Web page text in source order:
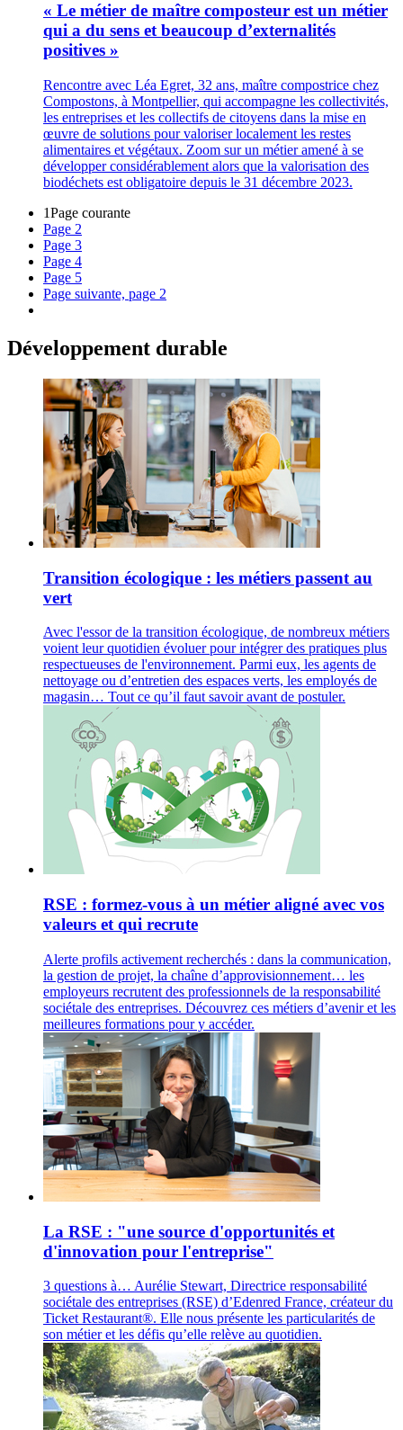
« Le métier de maître composteur est un métier
qui a du sens et beaucoup d’externalités
positives »
Rencontre avec Léa Egret, 32 ans, maître compostrice chez
Compostons, à Montpellier, qui accompagne les collectivités,
les entreprises et les collectifs de citoyens dans la mise en
œuvre de solutions pour valoriser localement les restes
alimentaires et végétaux. Zoom sur un métier amené à se
développer considérablement alors que la valorisation des
biodéchets est obligatoire depuis le 31 décembre 2023.
1Page courante
Page 2
Page 3
Page 4
Page 5
Page suivante, page 2
Développement durable
Transition écologique : les métiers passent au
vert
Avec l'essor de la transition écologique, de nombreux métiers
voient leur quotidien évoluer pour intégrer des pratiques plus
respectueuses de l'environnement. Parmi eux, les agents de
nettoyage ou d’entretien des espaces verts, les employés de
magasin… Tout ce qu’il faut savoir avant de postuler.
RSE : formez-vous à un métier aligné avec vos
valeurs et qui recrute
Alerte profils activement recherchés : dans la communication,
la gestion de projet, la chaîne d’approvisionnement… les
employeurs recrutent des professionnels de la responsabilité
sociétale des entreprises. Découvrez ces métiers d’avenir et les
meilleures formations pour y accéder.
La RSE : "une source d'opportunités et
d'innovation pour l'entreprise"
3 questions à… Aurélie Stewart, Directrice responsabilité
sociétale des entreprises (RSE) d’Edenred France, créateur du
Ticket Restaurant®. Elle nous présente les particularités de
son métier et les défis qu’elle relève au quotidien.